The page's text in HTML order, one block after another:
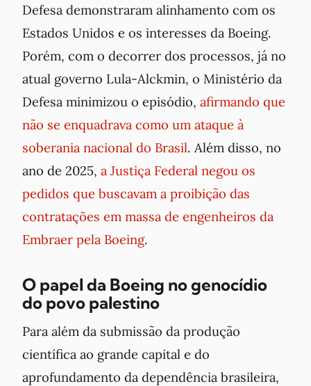
Defesa demonstraram alinhamento com os
Estados Unidos e os interesses da Boeing.
Porém, com o decorrer dos processos, já no
atual governo Lula-Alckmin, o Ministério da
Defesa minimizou o episódio, afirmando que
não se enquadrava como um ataque à
soberania nacional do Brasil. Além disso, no
ano de 2025, a Justiça Federal negou os
pedidos que buscavam a proibição das
contratações em massa de engenheiros da
Embraer pela Boeing.
O papel da Boeing no genocídio
do povo palestino
Para além da submissão da produção
científica ao grande capital e do
aprofundamento da dependência brasileira,